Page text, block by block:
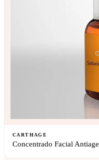
CARTHAGE
Concentrado Facial Antiage